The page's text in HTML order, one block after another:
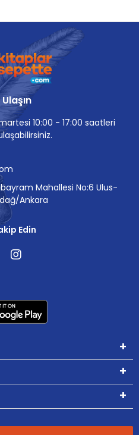
10:00 - 17:00 saatleri
Mahallesi No:6 Ulus-
Ankara
Edin